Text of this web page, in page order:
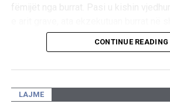
oborre dhe te lokacioni i njohur si “Ura
vunë flakën shtëpive të tyre. /E.A/
CONTINUE READING
LAJME